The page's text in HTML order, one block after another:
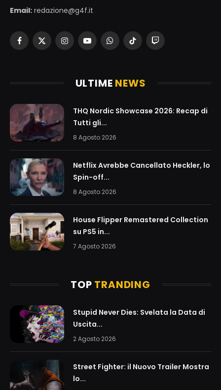
Email: redazione@g4f.it
Facebook
X
InstagramYouTubeWhatsAppTikTokTwitch
ULTIME NEWS
THQ Nordic Showcase 2026: Recap di
Tutti gli...
8 Agosto 2026
Netflix Avrebbe Cancellato Heckler, lo
Spin-off...
8 Agosto 2026
House Flipper Remastered Collection
su PS5 in...
7 Agosto 2026
TOP TRANDING
Stupid Never Dies: Svelata la Data di
Uscita...
2 Agosto 2026
Street Fighter: il Nuovo Trailer Mostra
lo...